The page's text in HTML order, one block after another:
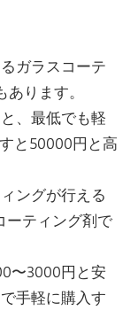
ガラスコーテ
ります。
、最低でも軽
と50000円と高
ングが行える
ーティング剤で
〜3000円と安
手軽に購入す